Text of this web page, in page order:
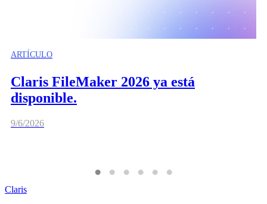
ARTÍCULO
Claris FileMaker 2026 ya está
disponible.
9/6/2026
Claris